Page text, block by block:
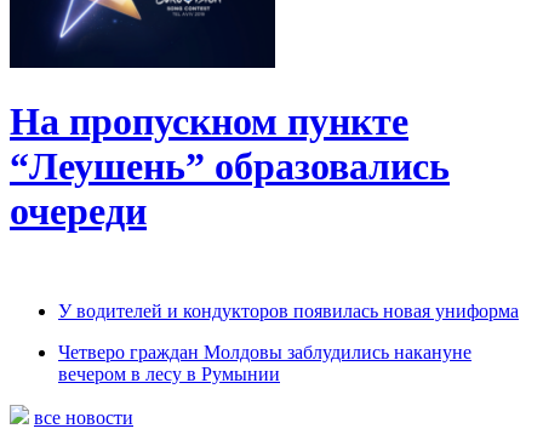
На пропускном пункте
“Леушень” образовались
очереди
У водителей и кондукторов появилась новая униформа
Четверо граждан Молдовы заблудились накануне
вечером в лесу в Румынии
все новости